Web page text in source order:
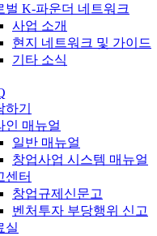
벌 K-파운더 네트워크
사업 소개
현지 네트워크 및 가이드
기타 소식
하기
인 매뉴얼
일반 매뉴얼
창업사업 시스템 매뉴얼
센터
창업규제신문고
벤처투자 부당행위 신고
실